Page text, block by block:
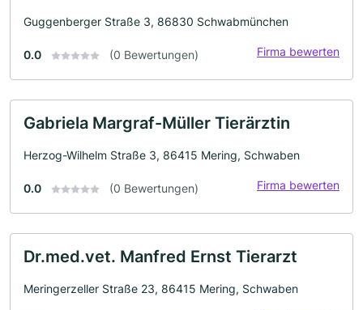
Guggenberger Straße 3, 86830 Schwabmünchen
0.0 (0 Bewertungen) Firma bewerten
Gabriela Margraf-Müller Tierärztin
Herzog-Wilhelm Straße 3, 86415 Mering, Schwaben
0.0 (0 Bewertungen) Firma bewerten
Dr.med.vet. Manfred Ernst Tierarzt
Meringerzeller Straße 23, 86415 Mering, Schwaben